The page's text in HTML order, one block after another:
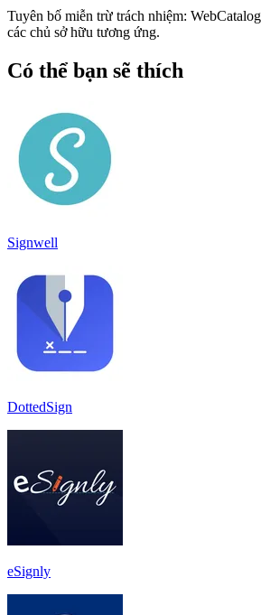
Tuyên bố miễn trừ trách nhiệm:
các chủ sở hữu tương ứng.
Có thể bạn sẽ thích
Signwell
DottedSign
eSignly